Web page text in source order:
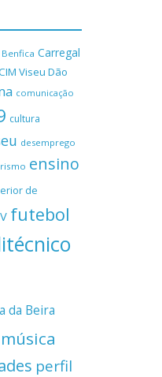
Benfica Carregal
Viseu Dão
comunicação
cultura
desemprego
ensino
de
futebol
da Beira
música
perfil